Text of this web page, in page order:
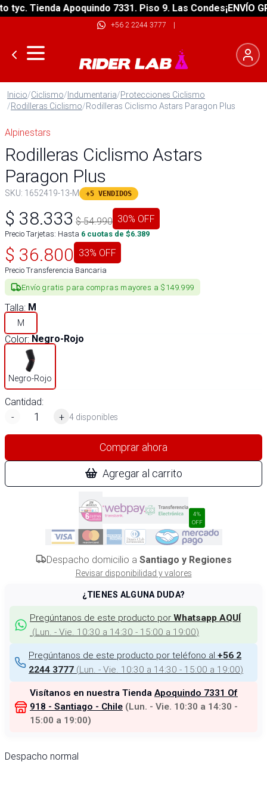
Tienda Apoquindo 7331. Piso 9. Las Condes¡ENVÍO
+56 2 2244 3777 |
Inicio/Ciclismo/Indumentaria/Protecciones Ciclismo
/Rodilleras Ciclismo/Rodilleras Ciclismo Astars Paragon Plus
Alpinestars
Rodilleras Ciclismo Astars
Paragon Plus
SKU: 1652419-13-M +5 VENDIDOS
$ 38.333 $54.990 30% OFF
Precio Tarjetas: Hasta 6 cuotas de $6.389
$ 36.800 33% OFF
Precio Transferencia Bancaria
Envío gratis para compras mayores a $149.999
Talla: M
M
Color: Negro-Rojo
Negro-Rojo
Cantidad:
-
+ 4 disponibles
Comprar ahora
Agregar al carrito
4%
OFF
Despacho domicilio a Santiago y Regiones
Revisar disponibilidad y valores
¿TIENES ALGUNA DUDA?
Pregúntanos de este producto por Whatsapp AQUÍ
(Lun. - Vie. 10:30 a 14:30 - 15:00 a 19:00)
Pregúntanos de este producto por teléfono al +56 2
2244 3777 (Lun. - Vie. 10:30 a 14:30 - 15:00 a 19:00)
Visítanos en nuestra Tienda Apoquindo 7331 Of
918 - Santiago - Chile (Lun. - Vie. 10:30 a 14:30 -
15:00 a 19:00)
Despacho normal